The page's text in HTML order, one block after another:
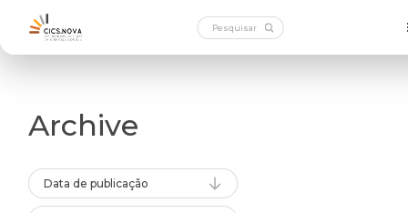
Archive
Data de publicação